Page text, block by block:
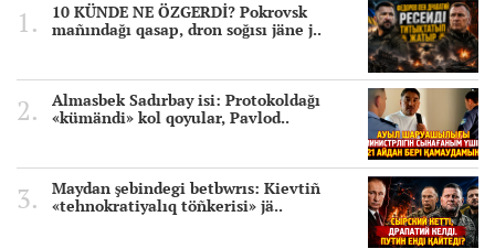
10 KÜNDE NE ÖZGERDİ? Pokrovsk
mañındağı qasap, dron soğısı jäne j..
Almasbek Sadırbay isi: Protokoldağı
«kümändi» kol qoyular, Pavlod..
Maydan şebindegi betbwrıs: Kievtiñ
«tehnokratiyalıq töñkerisi» jä..